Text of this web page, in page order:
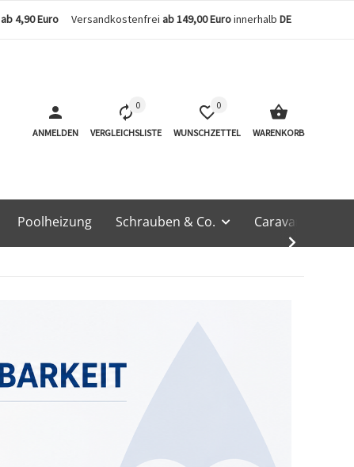
ab 4,90 Euro Versandkostenfrei ab 149,00 Euroinnerhalb DE
ANMELDEN
0
VERGLEICHSLISTE
0
WUNSCHZETTEL WARENKORB
Poolheizung Schrauben & Co. Caravan &